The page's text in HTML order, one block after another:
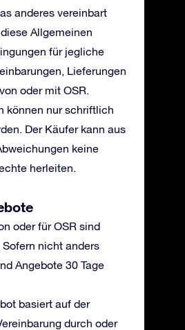
anderes vereinbart
Allgemeinen
für jegliche
Lieferungen
oder mit OSR.
können nur schriftlich
Der Käufer kann aus
keine
herleiten.
oder für OSR sind
nicht anders
Angebote 30 Tage
basiert auf der
durch oder